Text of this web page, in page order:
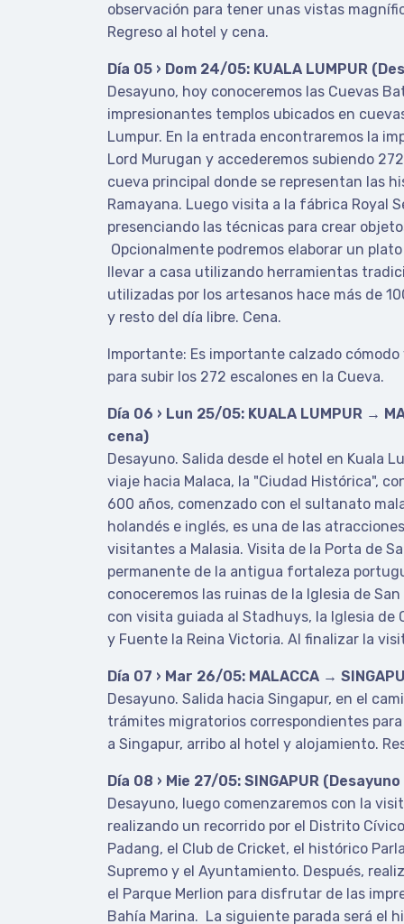
observación para tener unas vistas
Regreso al hotel y cena.
Día 05 › Dom 24/05: KUALA LUMPUR
Desayuno, hoy conoceremos las Cuevas
impresionantes templos ubicados en
Lumpur. En la entrada encontraremos la
Lord Murugan y accederemos subiendo
cueva principal donde se representan las
Ramayana. Luego visita a la fábrica Royal
presenciando las técnicas para crear
Opcionalmente podremos elaborar un
llevar a casa utilizando herramientas
utilizadas por los artesanos hace más de
y resto del día libre. Cena.
Importante: Es importante calzado
para subir los 272 escalones en la Cueva.
Día 06 › Lun 25/05: KUALA LUMPUR →
cena)
Desayuno. Salida desde el hotel en Kuala
viaje hacia Malaca, la "Ciudad Histórica",
600 años, comenzado con el sultanato
holandés e inglés, es una de las
visitantes a Malasia. Visita de la Porta de
permanente de la antigua fortaleza
conoceremos las ruinas de la Iglesia de
con visita guiada al Stadhuys, la Iglesia de
y Fuente la Reina Victoria. Al finalizar la
Día 07 › Mar 26/05: MALACCA →
Desayuno. Salida hacia Singapur, en el
trámites migratorios correspondientes
a Singapur, arribo al hotel y alojamiento.
Día 08 › Mie 27/05: SINGAPUR
Desayuno, luego comenzaremos con la
realizando un recorrido por el Distrito
Padang, el Club de Cricket, el histórico
Supremo y el Ayuntamiento. Después,
el Parque Merlion para disfrutar de las
Bahía Marina. La siguiente parada será el